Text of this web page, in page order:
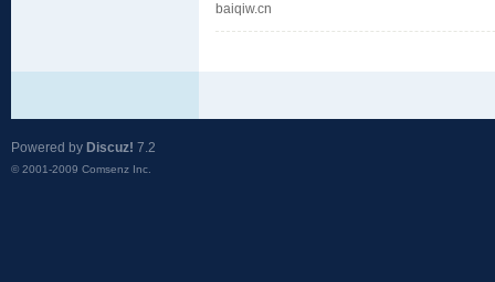
baiqiw.cn
Powered by Discuz! 7.2
© 2001-2009 Comsenz Inc.